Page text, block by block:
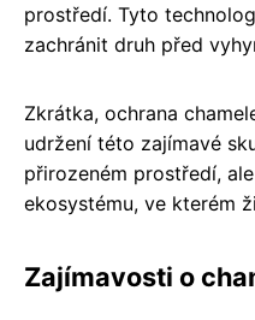
prostředí. Tyto
zachránit druh před
Zkrátka, ochrana
udržení této zajímavé
přirozeném prostředí,
ekosystému, ve kterém
Zajímavosti o